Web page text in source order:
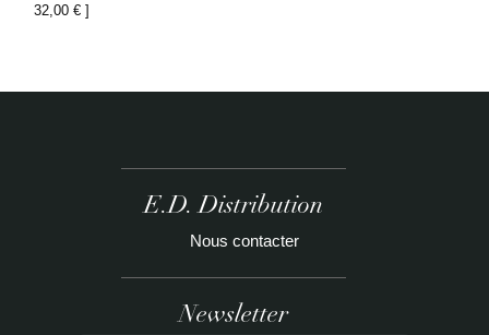
32,00€ ]
E.D. Distribution
Nous contacter
Newsletter